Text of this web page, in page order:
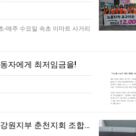
매주 수요일 속초 이마트 사거리
자에게 최저임금을!
[조합원☆인터뷰] 안효진 민주일반연맹 공공연대노조 아이돌봄 강원지부 춘천지회 조합원 인터뷰